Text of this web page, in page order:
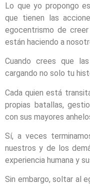
Lo que yo propongo
que tienen las
egocentrismo de
están haciendo a
Cuando crees que
cargando no solo tu
Cada quien está
propias batallas,
con sus mayores
Sí, a veces
nuestros y de los
experiencia humana y
Sin embargo, soltar al